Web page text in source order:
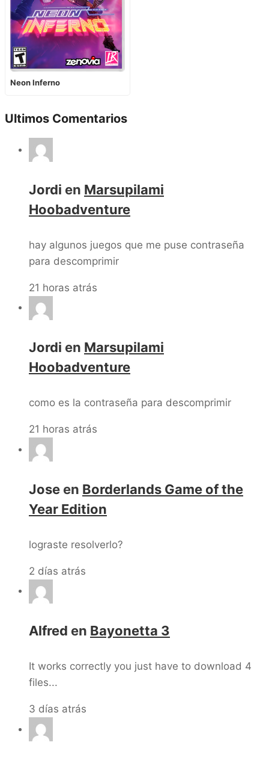
Neon Inferno
Ultimos Comentarios
Jordi en Marsupilami
Hoobadventure
hay algunos juegos que me puse contraseña
para descomprimir
21 horas atrás
Jordi en Marsupilami
Hoobadventure
como es la contraseña para descomprimir
21 horas atrás
Jose en Borderlands Game of the
Year Edition
lograste resolverlo?
2 días atrás
Alfred en Bayonetta 3
It works correctly you just have to download 4
files...
3 días atrás